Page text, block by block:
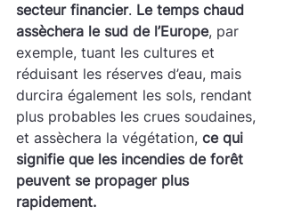
secteur financier. Le temps chaud
assèchera le sud de l’Europe, par
exemple, tuant les cultures et
réduisant les réserves d’eau, mais
durcira également les sols, rendant
plus probables les crues soudaines,
et assèchera la végétation, ce qui
signifie que les incendies de forêt
peuvent se propager plus
rapidement.